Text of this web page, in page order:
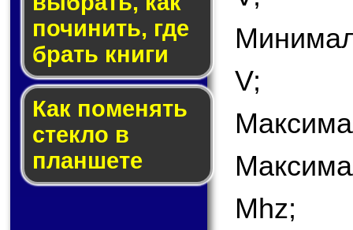
по­чи­нить, где
брать кни­ги
Как по­ме­нять
стек­ло в
планшете
V;
Mhz;